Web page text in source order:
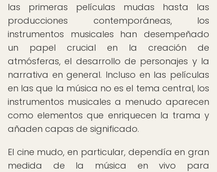
las primeras películas mudas hasta las
producciones contemporáneas, los
instrumentos musicales han desempeñado
un papel crucial en la creación de
atmósferas, el desarrollo de personajes y la
narrativa en general. Incluso en las películas
en las que la música no es el tema central, los
instrumentos musicales a menudo aparecen
como elementos que enriquecen la trama y
añaden capas de significado.
El cine mudo, en particular, dependía en gran
medida de la música en vivo para